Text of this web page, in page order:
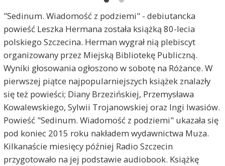
"Sedinum. Wiadomość z podziemi" - debiutancka
powieść Leszka Hermana została książką 80-lecia
polskiego Szczecina. Herman wygrał nią plebiscyt
organizowany przez Miejską Bibliotekę Publiczną.
Wyniki głosowania ogłoszono w sobotę na Różance. W
pierwszej piątce najpopularniejszych książek znalazły
się też powieści; Diany Brzezińskiej, Przemysława
Kowalewskiego, Sylwii Trojanowskiej oraz Ingi Iwasiów.
Powieść "Sedinum. Wiadomość z podziemi" ukazała się
pod koniec 2015 roku nakładem wydawnictwa Muza.
Kilkanaście miesięcy później Radio Szczecin
przygotowało na jej podstawie audiobook. Książkę